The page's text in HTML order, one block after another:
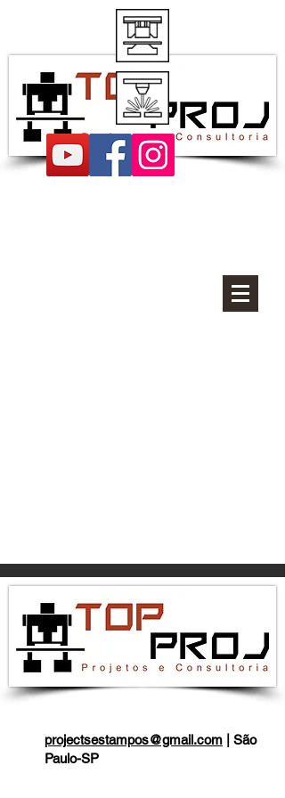
projectsestampos@gmail.com | São
Paulo-SP